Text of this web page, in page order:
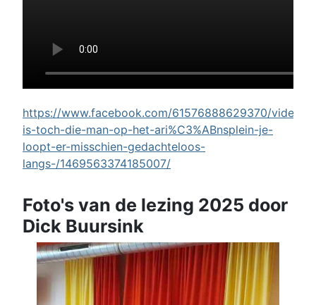
https://www.facebook.com/61576888629370/videos/
is-toch-die-man-op-het-ari%C3%ABnsplein-je-
loopt-er-misschien-gedachteloos-
langs-/1469563374185007/
Foto's van de lezing 2025 door
Dick Buursink